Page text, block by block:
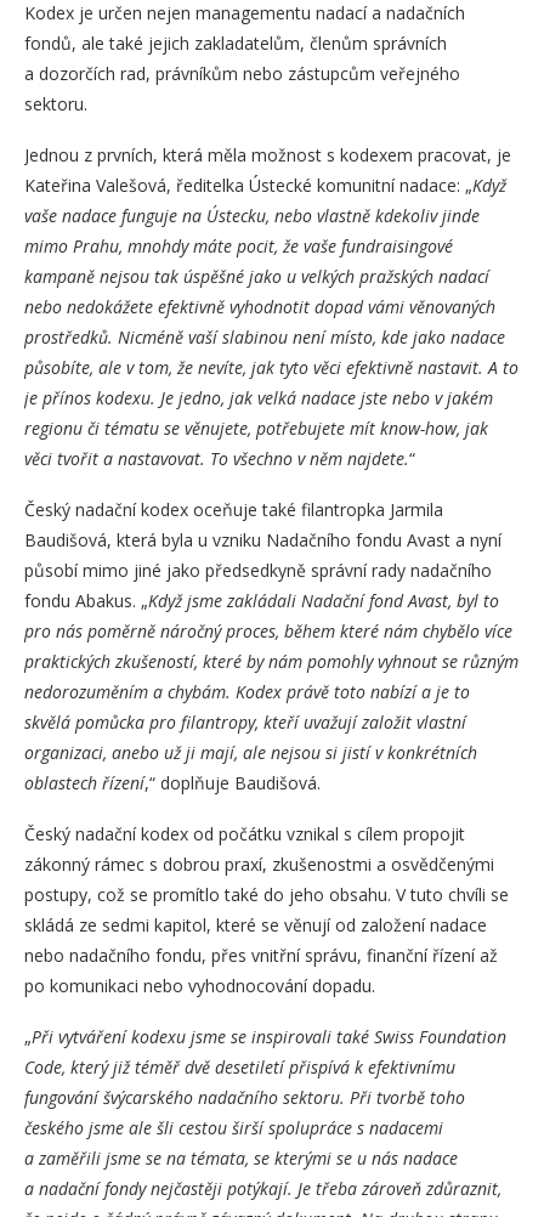
Kodex je určen nejen managementu nadací a nadačních
fondů, ale také jejich zakladatelům, členům správních
a dozorčích rad, právníkům nebo zástupcům veřejného
sektoru.
Jednou z prvních, která měla možnost s kodexem pracovat, je
Kateřina Valešová, ředitelka Ústecké komunitní nadace: „Když
vaše nadace funguje na Ústecku, nebo vlastně kdekoliv jinde
mimo Prahu, mnohdy máte pocit, že vaše fundraisingové
kampaně nejsou tak úspěšné jako u velkých pražských nadací
nebo nedokážete efektivně vyhodnotit dopad vámi věnovaných
prostředků. Nicméně vaší slabinou není místo, kde jako nadace
působíte, ale v tom, že nevíte, jak tyto věci efektivně nastavit. A to
je přínos kodexu. Je jedno, jak velká nadace jste nebo v jakém
regionu či tématu se věnujete, potřebujete mít know-how, jak
věci tvořit a nastavovat. To všechno v něm najdete.“
Český nadační kodex oceňuje také filantropka Jarmila
Baudišová, která byla u vzniku Nadačního fondu Avast a nyní
působí mimo jiné jako předsedkyně správní rady nadačního
fondu Abakus. „Když jsme zakládali Nadační fond Avast, byl to
pro nás poměrně náročný proces, během které nám chybělo více
praktických zkušeností, které by nám pomohly vyhnout se různým
nedorozuměním a chybám. Kodex právě toto nabízí a je to
skvělá pomůcka pro filantropy, kteří uvažují založit vlastní
organizaci, anebo už ji mají, ale nejsou si jistí v konkrétních
oblastech řízení,“ doplňuje Baudišová.
Český nadační kodex od počátku vznikal s cílem propojit
zákonný rámec s dobrou praxí, zkušenostmi a osvědčenými
postupy, což se promítlo také do jeho obsahu. V tuto chvíli se
skládá ze sedmi kapitol, které se věnují od založení nadace
nebo nadačního fondu, přes vnitřní správu, finanční řízení až
po komunikaci nebo vyhodnocování dopadu.
„Při vytváření kodexu jsme se inspirovali také Swiss Foundation
Code, který již téměř dvě desetiletí přispívá k efektivnímu
fungování švýcarského nadačního sektoru. Při tvorbě toho
českého jsme ale šli cestou širší spolupráce s nadacemi
a zaměřili jsme se na témata, se kterými se u nás nadace
a nadační fondy nejčastěji potýkají. Je třeba zároveň zdůraznit,